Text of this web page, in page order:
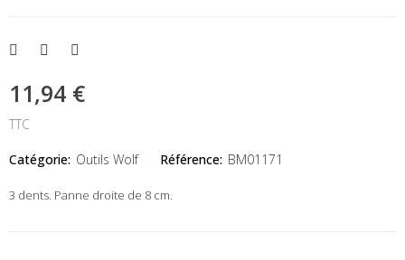
11,94 €
TTC
Catégorie: Outils Wolf Référence: BM01171
3 dents. Panne droite de 8 cm.